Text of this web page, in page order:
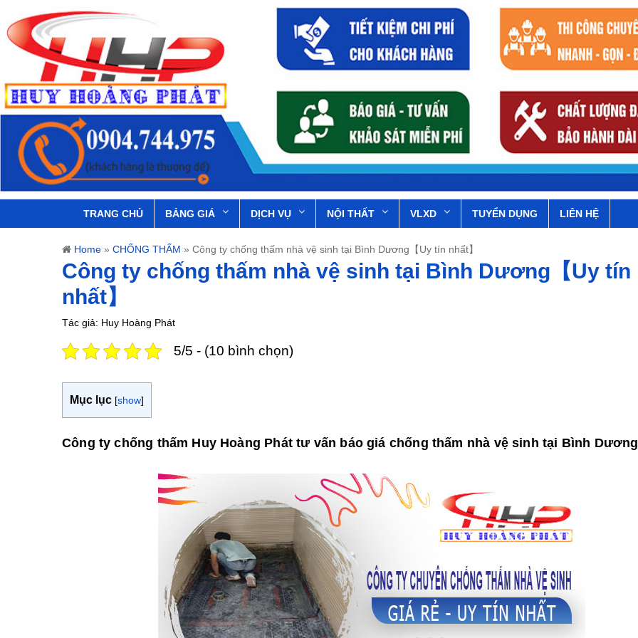
TRANG CHỦ BẢNG GIÁ DỊCH VỤ NỘI THẤT VLXD TUYỂN DỤNG LIÊN HỆ
Home » CHỐNG THẤM » Công ty chống thấm nhà vệ sinh tại Bình Dương【Uy tín nhất】
Công ty chống thấm nhà vệ sinh tại Bình Dương【Uy tín
nhất】
Tác giả: Huy Hoàng Phát
5/5 - (10 bình chọn)
Mục lục [show]
Công ty chống thấm Huy Hoàng Phát tư vấn báo giá chống thấm nhà vệ sinh tại Bình Dương